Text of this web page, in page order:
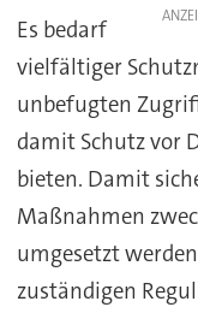
Es bedarf
vielfältiger
unbefugten
damit Schutz vor
bieten. Damit
Maßnahmen
umgesetzt
zuständigen